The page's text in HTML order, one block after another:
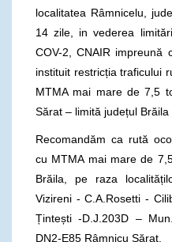
localitatea Râmnicelu,
14 zile, in vederea
COV-2, CNAIR impreună
instituit restricția traficului
MTMA mai mare de 7,5
Sărat – limită județul
Recomandăm ca rută
cu MTMA mai mare de
Brăila, pe raza
Vizireni - C.A.Rosetti -
Țintești -D.J.203D –
DN2-E85 Râmnicu Sărat.